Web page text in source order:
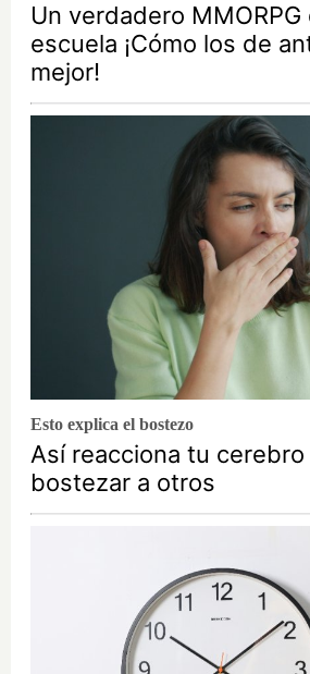
Un verdadero MMORPG
escuela ¡Cómo los de
mejor!
Esto explica el bostezo
Así reacciona tu cerebro
bostezar a otros